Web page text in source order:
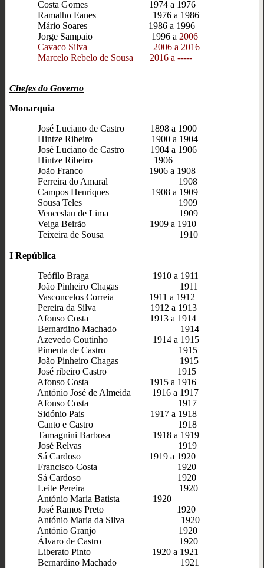
Costa Gomes 1974 a 1976
Ramalho Eanes 1976 a 1986
Mário Soares 1986 a 1996
Jorge Sampaio
1996 a 2006
Cavaco Silva 2006 a 2016
Marcelo Rebelo de Sousa 2016 a -----
Chefes do Governo
Monarquia
José Luciano de Castro 1898 a 1900
Hintze Ribeiro 1900 a 1904
José Luciano de Castro 1904 a 1906
Hintze Ribeiro 1906
João Franco 1906 a 1908
Ferreira do Amaral 1908
Campos Henriques 1908 a 1909
Sousa Teles 1909
Venceslau de Lima 1909
Veiga Beirão 1909 a 1910
Teixeira de Sousa 1910
I República
Teófilo Braga 1910 a 1911
João Pinheiro Chagas 1911
Vasconcelos Correia 1911 a 1912
Pereira da Silva 1912 a 1913
Afonso Costa 1913 a 1914
Bernardino Machado 1914
Azevedo Coutinho 1914 a 1915
Pimenta de Castro 1915
João Pinheiro Chagas 1915
José ribeiro Castro 1915
Afonso Costa 1915 a 1916
António José de Almeida 1916 a 1917
Afonso Costa 1917
Sidónio Pais 1917 a 1918
Canto e Castro 1918
Tamagnini Barbosa 1918 a 1919
José Relvas 1919
Sá Cardoso 1919 a 1920
Francisco Costa 1920
Sá Cardoso 1920
Leite Pereira 1920
António Maria Batista 1920
José Ramos Preto 1920
António Maria da Silva 1920
António Granjo 1920
Álvaro de Castro 1920
Liberato Pinto 1920 a 1921
Bernardino Machado 1921